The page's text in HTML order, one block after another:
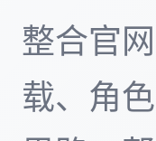
整合官
载、角